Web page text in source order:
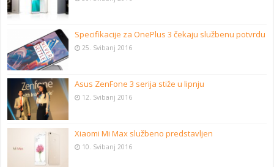
Specifikacije za OnePlus 3 čekaju službenu potvrdu
25. Svibanj 2016
Asus ZenFone 3 serija stiže u lipnju
12. Svibanj 2016
Xiaomi Mi Max službeno predstavljen
10. Svibanj 2016